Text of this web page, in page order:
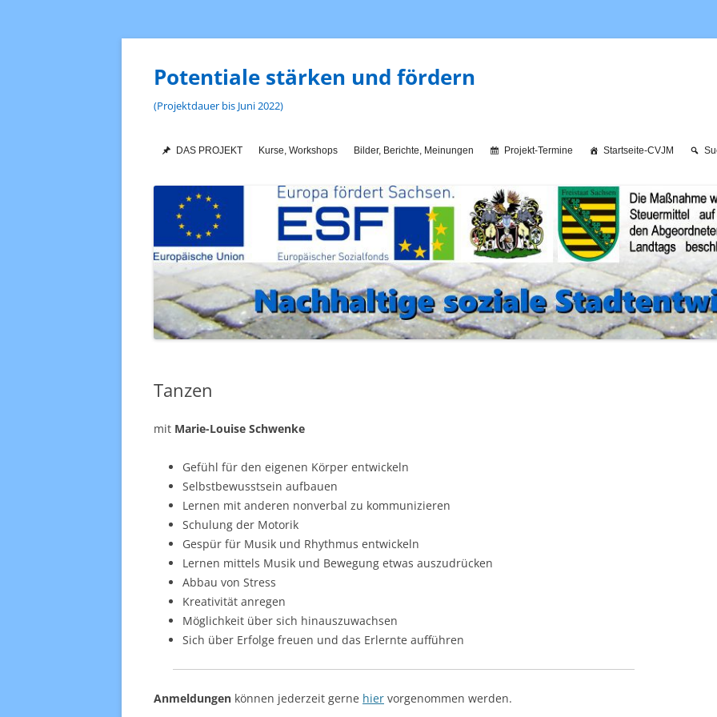
Zum
Potentiale stärken und fördern
(Projektdauer bis Juni 2022)
DAS PROJEKT Kurse, Workshops Bilder, Berichte, Meinungen Projekt-Termine Startseite-CVJM
Tanzen
mit Marie-Louise Schwenke
Gefühl für den eigenen Körper entwickeln
Selbstbewusstsein aufbauen
Lernen mit anderen nonverbal zu kommunizieren
Schulung der Motorik
Gespür für Musik und Rhythmus entwickeln
Lernen mittels Musik und Bewegung etwas auszudrücken
Abbau von Stress
Kreativität anregen
Möglichkeit über sich hinauszuwachsen
Sich über Erfolge freuen und das Erlernte aufführen
Anmeldungen können jederzeit gerne hier vorgenommen werden.